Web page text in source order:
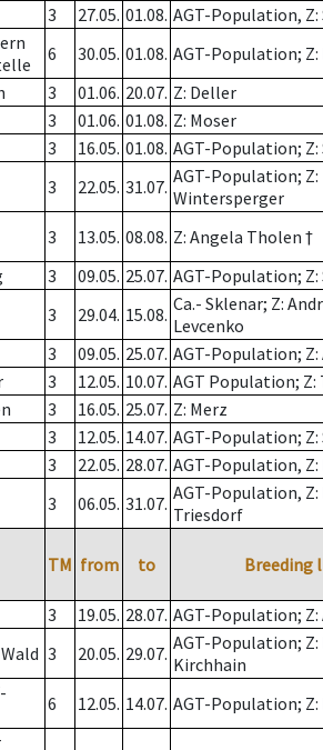
3 27.05. 01.08. AGT-Population, Z:
6 30.05. 01.08. AGT-Population; Z:
3 01.06. 20.07. Z: Deller
3 01.06. 01.08. Z: Moser
3 16.05. 01.08. AGT-Population;
3 22.05. 31.07. AGT-Population; Z:
Wintersperger
3 13.05. 08.08. Z: Angela Tholen †
3 09.05. 25.07. AGT-Population;
3 29.04. 15.08. Ca.- Sklenar; Z:
Levcenko
3 09.05. 25.07. AGT-Population; Z:
3 12.05. 10.07. AGT Population; Z:
3 16.05. 25.07. Z: Merz
3 12.05. 14.07. AGT-Population;
3 22.05. 28.07. AGT-Population,
3 06.05. 31.07. AGT-Population, Z:
Triesdorf
TM from to Breeding
3 19.05. 28.07. AGT-Population; Z:
3 20.05. 29.07. AGT-Population; Z:
Kirchhain
6 12.05. 14.07. AGT-Population;